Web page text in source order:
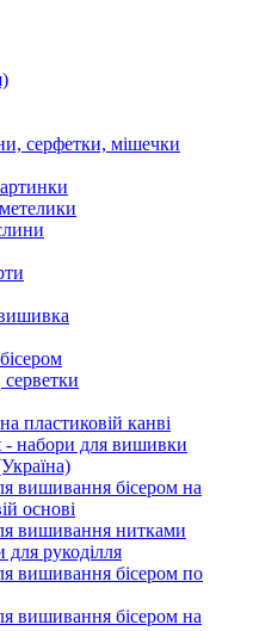
серфетки, мішечки
пластиковій канві
- набори для вишивки
вишивання бісером на
основі
вишивання нитками
для рукоділля
вишивання бісером по
вишивання бісером на